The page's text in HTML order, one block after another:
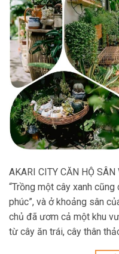
AKARI CITY CĂN HỘ
“Trồng một cây xanh
phúc”, và ở khoảng sân
chủ đã ươm cả một khu
từ cây ăn trái, cây thân